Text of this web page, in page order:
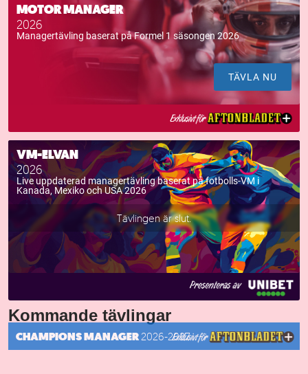
MOTOR MANAGER
2026
Managertävling baserat på Formel 1 säsongen 2026
TÄVLA NU
VM-ELVAN
2026
Live uppdaterad managertävling baserat på fotbolls-VM i
Kanada, Mexiko och USA 2026
Tävlingen är slut.
Kommande tävlingar
CHAMPIONS MANAGER2026-2027